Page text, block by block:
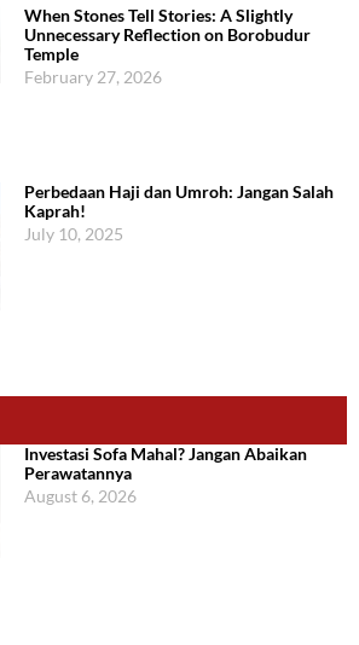
When Stones Tell Stories: A Slightly
Unnecessary Reflection on Borobudur
Temple
February 27, 2026
Perbedaan Haji dan Umroh: Jangan Salah
Kaprah!
July 10, 2025
Investasi Sofa Mahal? Jangan Abaikan
Perawatannya
August 6, 2026